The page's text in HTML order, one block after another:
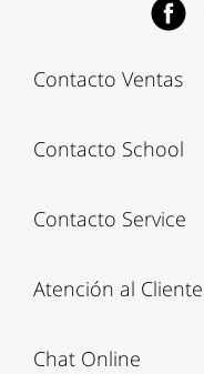
Contacto Ventas
Contacto School
Contacto Service
Atención al Cliente
Chat Online